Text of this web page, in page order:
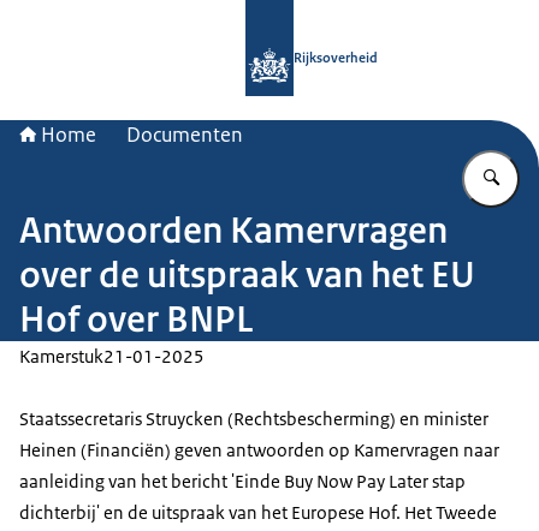
Rijksoverheid
Home Documenten
Antwoorden Kamervragen
over de uitspraak van het EU
Hof over BNPL
Kamerstuk21-01-2025
Staatssecretaris Struycken (Rechtsbescherming) en minister
Heinen (Financiën) geven antwoorden op Kamervragen naar
aanleiding van het bericht 'Einde Buy Now Pay Later stap
dichterbij' en de uitspraak van het Europese Hof. Het Tweede